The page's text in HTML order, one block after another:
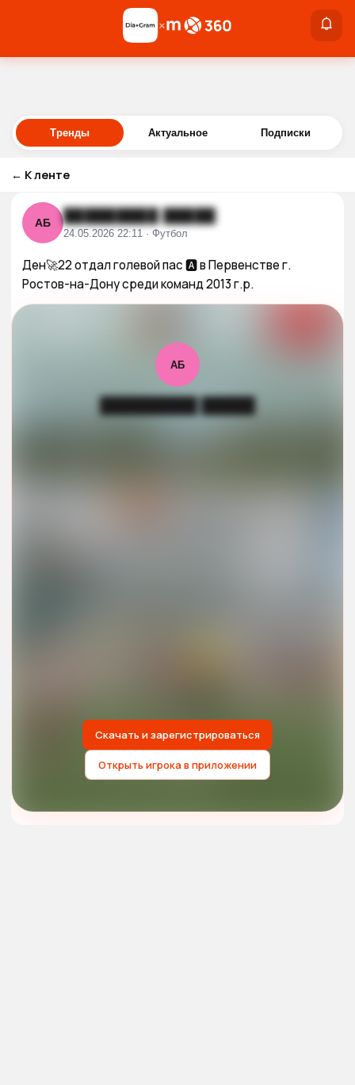
Войти
×
Тренды Актуальное Подписки
← К ленте
АБ █████████ █████
24.05.2026 22:11 · Футбол
Ден🚀22 отдал голевой пас 🅰️ в Первенстве г.
Ростов-на-Дону среди команд 2013 г.р.
АБ
█████████ █████
Скачать и зарегистрироваться
Открыть игрока в приложении